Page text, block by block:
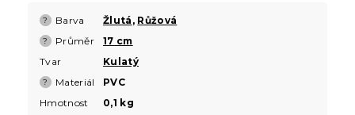
? Barva Žlutá , Růžová
? Průměr
17 cm
Tvar
Kulatý
? Materiál
PVC
Hmotnost
0,1 kg